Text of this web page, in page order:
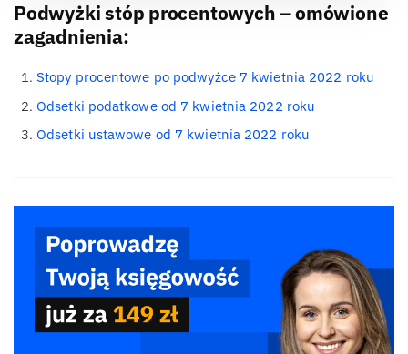
Podwyżki stóp procentowych – omówione
zagadnienia:
Stopy procentowe po podwyżce 7 kwietnia 2022 roku
Odsetki podatkowe od 7 kwietnia 2022 roku
Odsetki ustawowe od 7 kwietnia 2022 roku